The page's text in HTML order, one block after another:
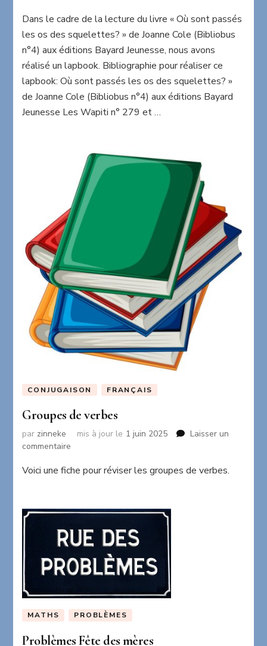
sur
le
squelette
Dans le cadre de la lecture du livre « Où sont passés
les os des squelettes? » de Joanne Cole (Bibliobus
n°4) aux éditions Bayard Jeunesse, nous avons
réalisé un lapbook. Bibliographie pour réaliser ce
lapbook: Où sont passés les os des squelettes? »
de Joanne Cole (Bibliobus n°4) aux éditions Bayard
Jeunesse Les Wapiti n° 279 et …
CONJUGAISON FRANÇAIS
Groupes de verbes
par zinneke mis à jour le 1 juin 2025
Laisser un
commentaire
de
Voici une fiche pour réviser les groupes de verbes.
MATHS PROBLÈMES
Problèmes Fête des mères